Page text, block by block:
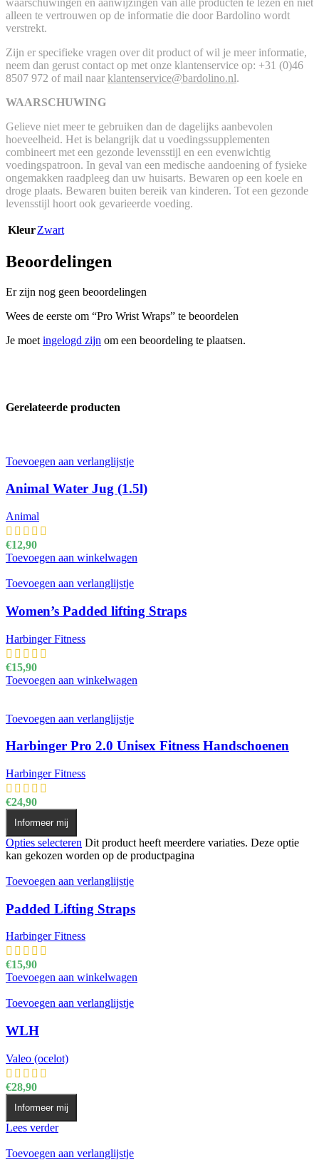
waarschuwingen en aanwijzingen van alle producten te lezen en niet
alleen te vertrouwen op de informatie die door Bardolino wordt
verstrekt.
Zijn er specifieke vragen over dit product of wil je meer informatie,
neem dan gerust contact op met onze klantenservice op: +31 (0)46
8507 972 of mail naar klantenservice@bardolino.nl.
WAARSCHUWING
Gelieve niet meer te gebruiken dan de dagelijks aanbevolen
hoeveelheid. Het is belangrijk dat u voedingssupplementen
combineert met een gezonde levensstijl en een evenwichtig
voedingspatroon. In geval van een medische aandoening of fysieke
ongemakken raadpleeg dan uw huisarts. Bewaren op een koele en
droge plaats. Bewaren buiten bereik van kinderen. Tot een gezonde
levensstijl hoort ook gevarieerde voeding.
KleurZwart
Beoordelingen
Er zijn nog geen beoordelingen
Wees de eerste om “Pro Wrist Wraps” te beoordelen
Je moet ingelogd zijn om een beoordeling te plaatsen.
Gerelateerde producten
Toevoegen aan verlanglijstje
Animal Water Jug (1.5l)
Animal
€12,90
Toevoegen aan winkelwagen
Toevoegen aan verlanglijstje
Women’s Padded lifting Straps
Harbinger Fitness
€15,90
Toevoegen aan winkelwagen
Toevoegen aan verlanglijstje
Harbinger Pro 2.0 Unisex Fitness Handschoenen
Harbinger Fitness
€24,90
Informeer mij
Opties selecteren Dit product heeft meerdere variaties. Deze optie
kan gekozen worden op de productpagina
Toevoegen aan verlanglijstje
Padded Lifting Straps
Harbinger Fitness
€15,90
Toevoegen aan winkelwagen
Toevoegen aan verlanglijstje
WLH
Valeo (ocelot)
€28,90
Informeer mij
Lees verder
Toevoegen aan verlanglijstje